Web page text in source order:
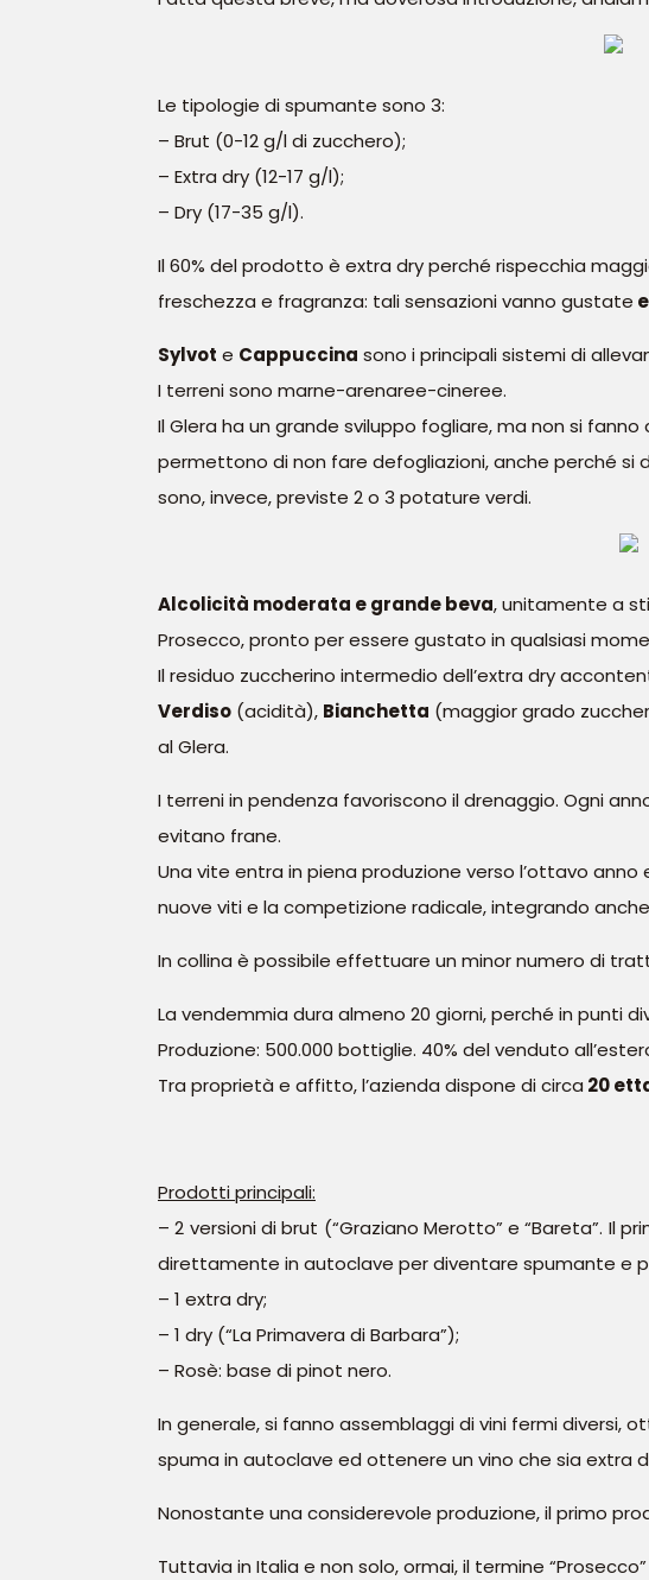
Le tipologie di spumante sono 3:
– Brut (0-12 g/l di zucchero);
– Extra dry (12-17 g/l);
– Dry (17-35 g/l).
Il 60% del prodotto è extra dry perché rispecchia
freschezza e fragranza: tali sensazioni vanno gustate
Sylvot e Cappuccina sono i principali sistemi di
I terreni sono marne-arenaree-cineree.
Il Glera ha un grande sviluppo fogliare, ma non si
permettono di non fare defogliazioni, anche perché si
sono, invece, previste 2 o 3 potature verdi.
Alcolicità moderata e grande beva, unitamente a
Prosecco, pronto per essere gustato in qualsiasi
Il residuo zuccherino intermedio dell’extra dry
Verdiso (acidità), Bianchetta (maggior grado
al Glera.
I terreni in pendenza favoriscono il drenaggio. Ogni
evitano frane.
Una vite entra in piena produzione verso l’ottavo
nuove viti e la competizione radicale, integrando
In collina è possibile effettuare un minor numero di
La vendemmia dura almeno 20 giorni, perché in punti
Produzione: 500.000 bottiglie. 40% del venduto
Tra proprietà e affitto, l’azienda dispone di circa 20
Prodotti principali:
– 2 versioni di brut (“Graziano Merotto” e “Bareta”.
direttamente in autoclave per diventare spumante e
– 1 extra dry;
– 1 dry (“La Primavera di Barbara”);
– Rosè: base di pinot nero.
In generale, si fanno assemblaggi di vini fermi diversi,
spuma in autoclave ed ottenere un vino che sia extra
Nonostante una considerevole produzione, il primo
Tuttavia in Italia e non solo, ormai, il termine